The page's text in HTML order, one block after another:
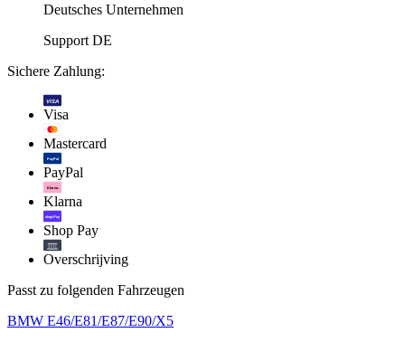
Deutsches Unternehmen
Support DE
Sichere Zahlung:
VISA
Visa
Mastercard
PayPal
PayPal
Klarna.
Klarna
shop Pay
Shop Pay
Overschrijving
Passt zu folgenden Fahrzeugen
BMW E46/E81/E87/E90/X5